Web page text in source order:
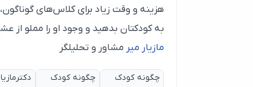
هزینه و وقت زیاد برای کلاس‌های
به کودکتان بدهید و وجود او را مملو از
مازیار میر مشاور و تحلیلگر
چگونه کودک
چگونه کودک